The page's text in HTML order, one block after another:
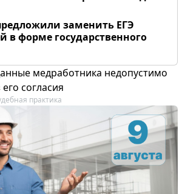
заменить ЕГЭ
в форме государственного
медработника недопустимо
согласия
практика